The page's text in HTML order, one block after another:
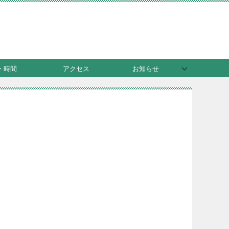
時間 アクセス お知らせ